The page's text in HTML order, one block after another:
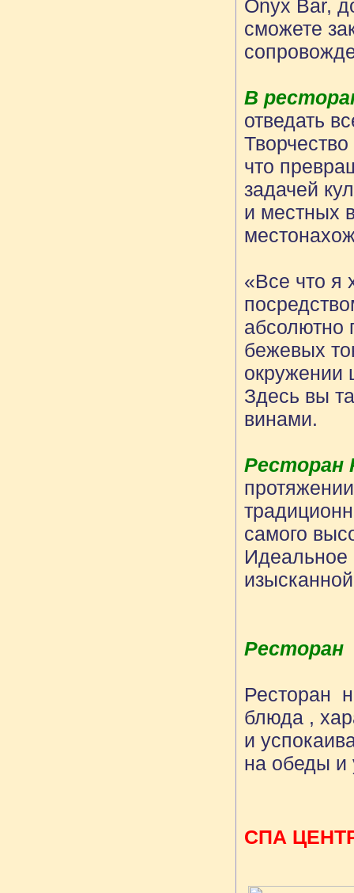
Onyx Bar,
сможете
В
отведать
что
задачей
и местных
«Все что я
абсолютно
бежевых
окружении
Здесь вы
винами.
Ресторан
самого
Идеальное
Ресторан
Ресторан
блюда ,
и
на обеды и
СПА